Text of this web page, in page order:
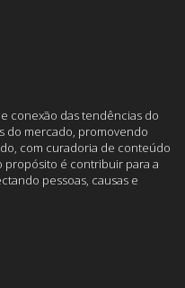
conexão das tendências do
do mercado, promovendo
com curadoria de conteúdo
propósito é contribuir para a
pessoas, causas e